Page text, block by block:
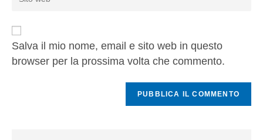
Salva il mio nome, email e sito web in questo
browser per la prossima volta che commento.